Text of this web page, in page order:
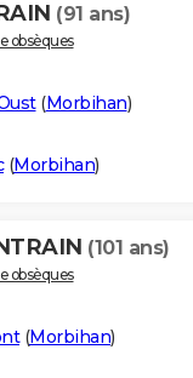
(91 ans)
obsèques
(Morbihan)
(Morbihan)
(101 ans)
obsèques
(Morbihan)